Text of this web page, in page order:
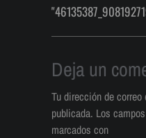
Deja un
Tu dirección de
publicada. Los
marcados con